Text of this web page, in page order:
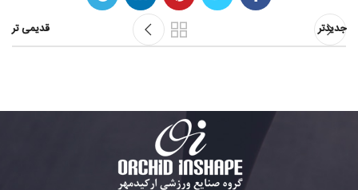
جدیدتر قدیمی تر